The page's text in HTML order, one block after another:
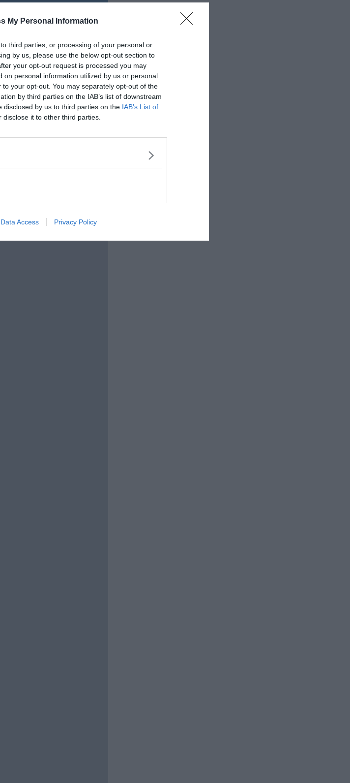
My Personal Information
third parties, or processing of your personal or
by us, please use the below opt-out section to
your opt-out request is processed you may
on personal information utilized by us or personal
your opt-out. You may separately opt-out of the
by third parties on the IAB’s list of downstream
disclosed by us to third parties on the IAB’s List of
disclose it to other third parties.
Data Access Privacy Policy